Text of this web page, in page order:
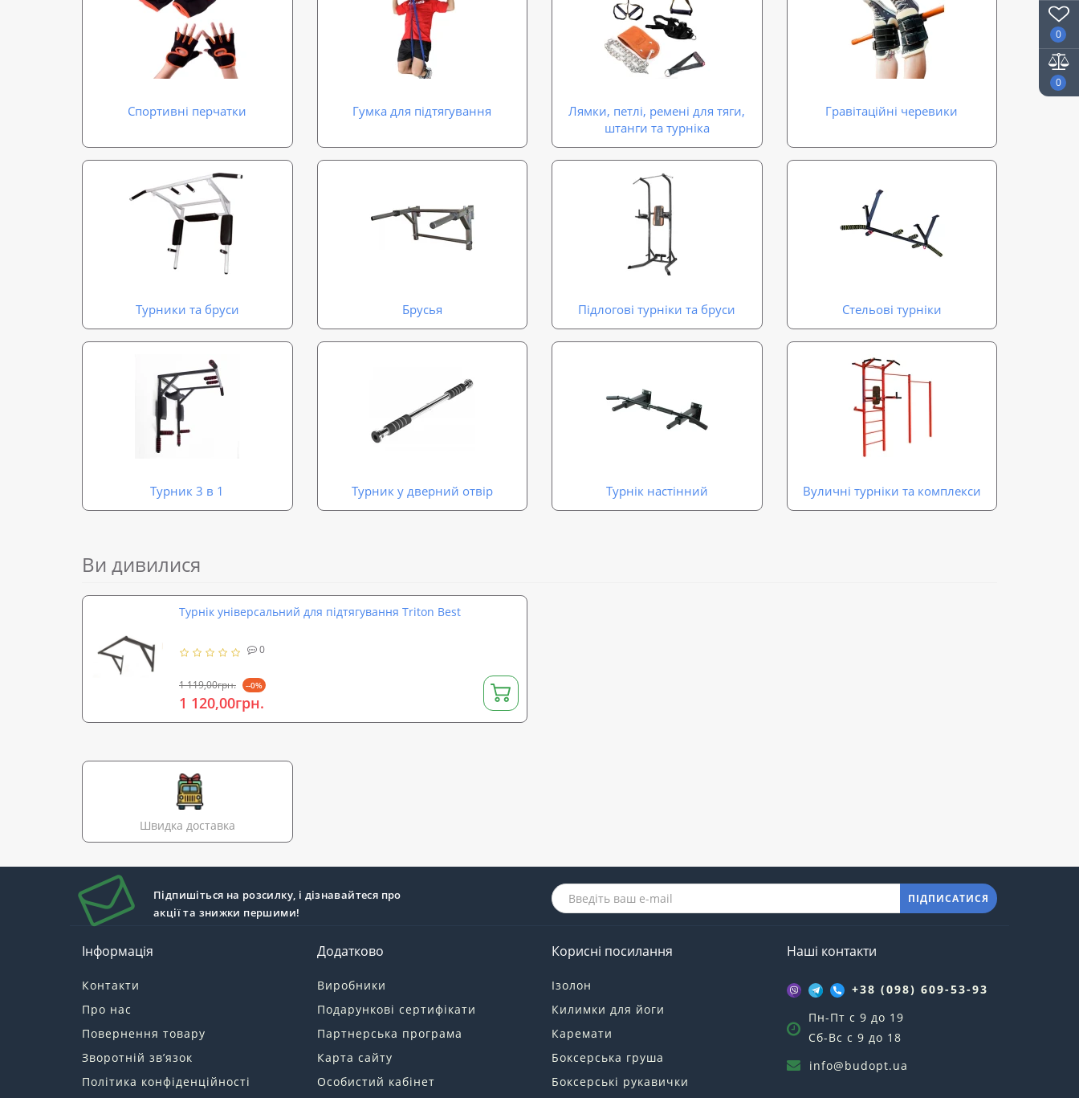
0
0
Спортивні перчатки Гумка для підтягування
Лямки, петлі, ремені для тяги,
штанги та турніка
Гравітаційні черевики
Турники та бруси Брусья Підлогові турніки та бруси Стельові турніки
Турник 3 в 1 Турник у дверний отвір Турнік настінний Вуличні турніки та комплекси
Ви дивилися
Турнік універсальний для підтягування Triton Best
0
1 119,00грн. --0%
1 120,00грн.
Швидка доставка
Підпишіться на розсилку, і дізнавайтеся про
акції та знижки першими!
ПІДПИСАТИСЯ
Інформація
Контакти
Про нас
Повернення товару
Зворотній зв’язок
Політика конфіденційності
Додатково
Виробники
Подарункові сертифікати
Партнерська програма
Карта сайту
Особистий кабінет
Корисні посилання
Ізолон
Килимки для йоги
Каремати
Боксерська груша
Боксерські рукавички
Наші контакти
+38 (098) 609-53-93
Пн-Пт с 9 до 19
Сб-Вс с 9 до 18
info@budopt.ua